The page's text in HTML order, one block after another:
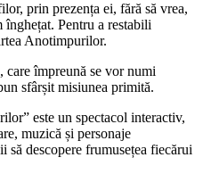
prin prezența ei, fără să vrea,
Pentru a restabili
Anotimpurilor.
împreună se vor numi
sfârșit misiunea primită.
este un spectacol interactiv,
muzică și personaje
să descopere frumusețea fiecărui